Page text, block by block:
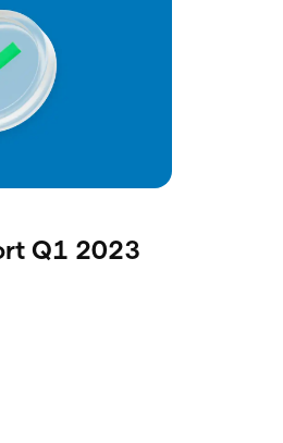
Q1 2023